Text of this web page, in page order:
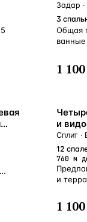
Задар
3
Общая
1
и
Сплит ·
12
760 м
и
1